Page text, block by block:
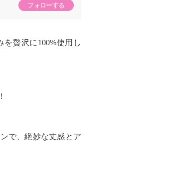
フォローする
贅沢に100%使用し
で、絶妙な丈感とア